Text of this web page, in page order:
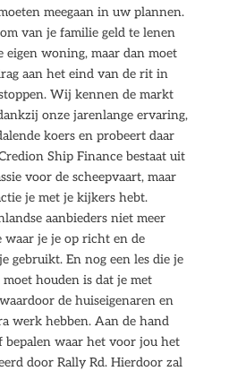
meegaan in uw plannen.
van je familie geld te lenen
eigen woning, maar dan moet
aan het eind van de rit in
Wij kennen de markt
onze jarenlange ervaring,
koers en probeert daar
Ship Finance bestaat uit
voor de scheepvaart, maar
je met je kijkers hebt.
aanbieders niet meer
waar je je op richt en de
gebruikt. En nog een les die je
houden is dat je met
de huiseigenaren en
werk hebben. Aan de hand
bepalen waar het voor jou het
door Rally Rd. Hierdoor zal